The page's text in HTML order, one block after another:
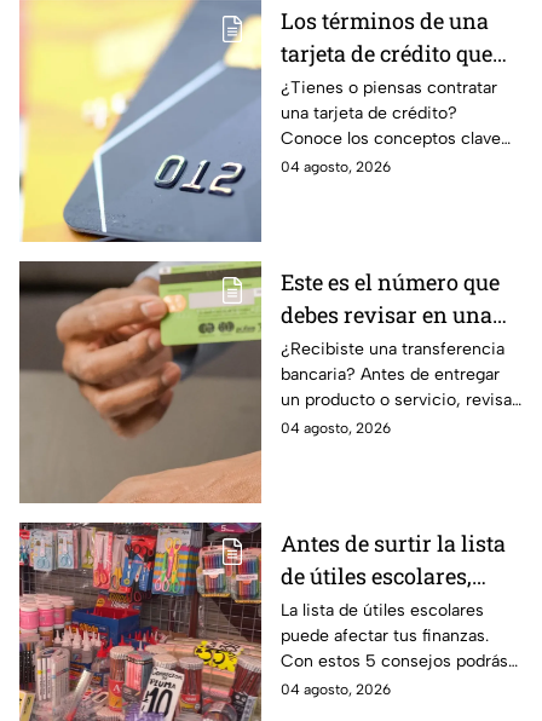
Los términos de una
tarjeta de crédito que
debes entender para
evitar deudas
¿Tienes o piensas contratar
una tarjeta de crédito?
Conoce los conceptos clave
como CAT, fecha de corte,
04 agosto, 2026
Este es el número que
debes revisar en una
transferencia bancaria
para evitar fraudes
¿Recibiste una transferencia
bancaria? Antes de entregar
un producto o servicio, revisa
este número clave para
04 agosto, 2026
Antes de surtir la lista
de útiles escolares,
sigue estos 5 consejos
que pueden ahorrar
miles de pesos
La lista de útiles escolares
puede afectar tus finanzas.
Con estos 5 consejos podrás
organizar tus compras, ahorrar
04 agosto, 2026